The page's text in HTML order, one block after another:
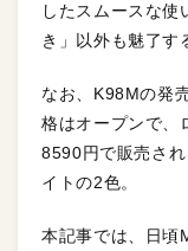
したスムースな
き」以外も魅了す
なお、K98Mの発
格はオープンで、
8590円で販売さ
イトの2色。
本記事では、日頃